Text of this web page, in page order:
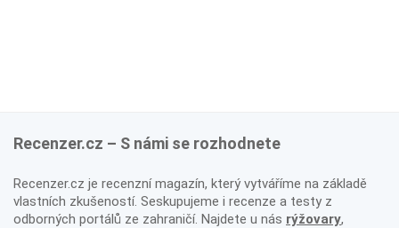
Recenzer.cz – S námi se rozhodnete
Recenzer.cz je recenzní magazín, který vytváříme na základě
vlastních zkušeností. Seskupujeme i recenze a testy z
odborných portálů ze zahraničí. Najdete u nás rýžovary,